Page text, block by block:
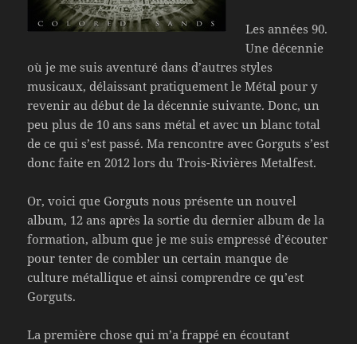
Les années 90.
Une décennie
où je me suis aventuré dans d’autres styles
musicaux, délaissant pratiquement le Métal pour y
revenir au début de la décennie suivante. Donc, un
peu plus de 10 ans sans métal et avec un blanc total
de ce qui s’est passé. Ma rencontre avec Gorguts s’est
donc faite en 2012 lors du Trois-Rivières Metalfest.
Or, voici que Gorguts nous présente un nouvel
album, 12 ans après la sortie du dernier album de la
formation, album que je me suis empressé d’écouter
pour tenter de combler un certain manque de
culture métallique et ainsi comprendre ce qu’est
Gorguts.
La première chose qui m’a frappé en écoutant